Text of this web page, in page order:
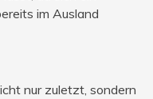
im Ausland
nur zuletzt, sondern